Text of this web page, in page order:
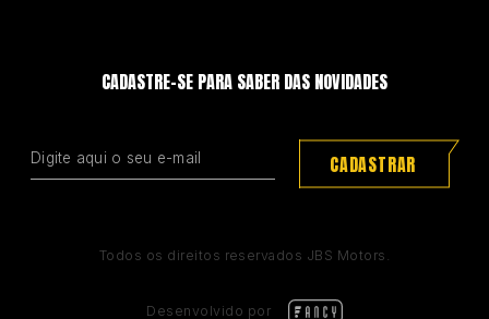
CADASTRE-SE PARA SABER DAS NOVIDADES
CADASTRAR
Todos os direitos reservados JBS Motors.
Desenvolvido por